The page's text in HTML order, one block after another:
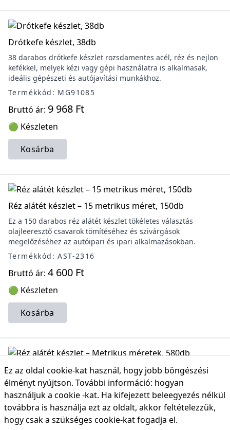
Drótkefe készlet, 38db
38 darabos drótkefe készlet rozsdamentes acél, réz és nejlon
kefékkel, melyek kézi vagy gépi használatra is alkalmasak,
ideális gépészeti és autójavítási munkákhoz.
Termékkód: MG91085
Bruttó ár: 9 968 Ft
🟢 Készleten
Kosárba
Réz alátét készlet – 15 metrikus méret, 150db
Ez a 150 darabos réz alátét készlet tökéletes választás
olajleeresztő csavarok tömítéséhez és szivárgások
megelőzéséhez az autóipari és ipari alkalmazásokban.
Termékkód: AST-2316
Bruttó ár: 4 600 Ft
🟢 Készleten
Kosárba
Réz alátét készlet – Metrikus méretek, 580db
Ez az 580 darabos réz alátét készlet ideális tömítési
feladatokhoz az autóiparban, vízvezeték-szerelésben és ipari
berendezésekben.
Termékkód: AST-2325
Ez az oldal cookie-kat használ, hogy jobb böngészési
élményt nyújtson. További információ: hogyan
használjuk a cookie -kat. Ha kifejezett beleegyezés nélkül
továbbra is használja ezt az oldalt, akkor feltételezzük,
hogy csak a szükséges cookie-kat fogadja el.